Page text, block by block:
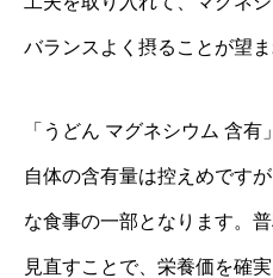
バランスよく摂ることが望ま
「うどん マグネシウム 含
自体の含有量は控えめです
な食事の一部となります。
見直すことで、栄養価を確